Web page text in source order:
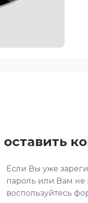
Если Вы уже
пароль или Вам
воспользуйтесь